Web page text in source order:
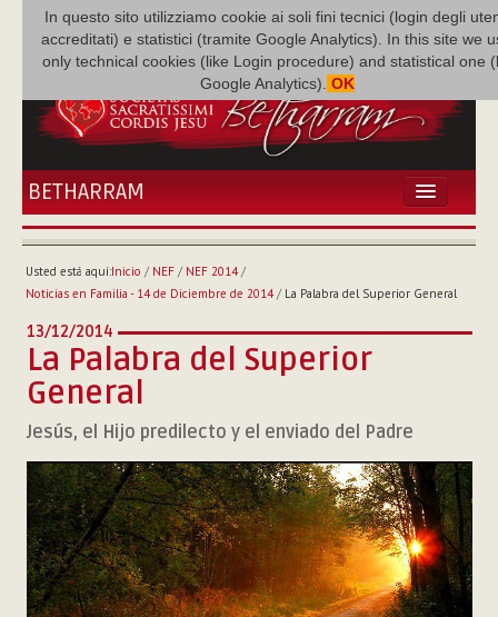
In questo sito utilizziamo cookie ai soli fini tecnici (login degli
accreditati) e statistici (tramite Google Analytics). In this site we
only technical cookies (like Login procedure) and statistical one
Google Analytics). OK
BETHARRAM
INICIO
BETHARRAM
MISIÓN
NEF
MULTIMEDIA
P. AUGUSTO ETCHECOPAR
Usted está aquí:Inicio / NEF/ NEF 2014/
Noticias en Familia - 14 de Diciembre de 2014/ La Palabra del Superior General
13/12/2014
La Palabra del Superior
General
Jesús, el Hijo predilecto y el enviado del Padre